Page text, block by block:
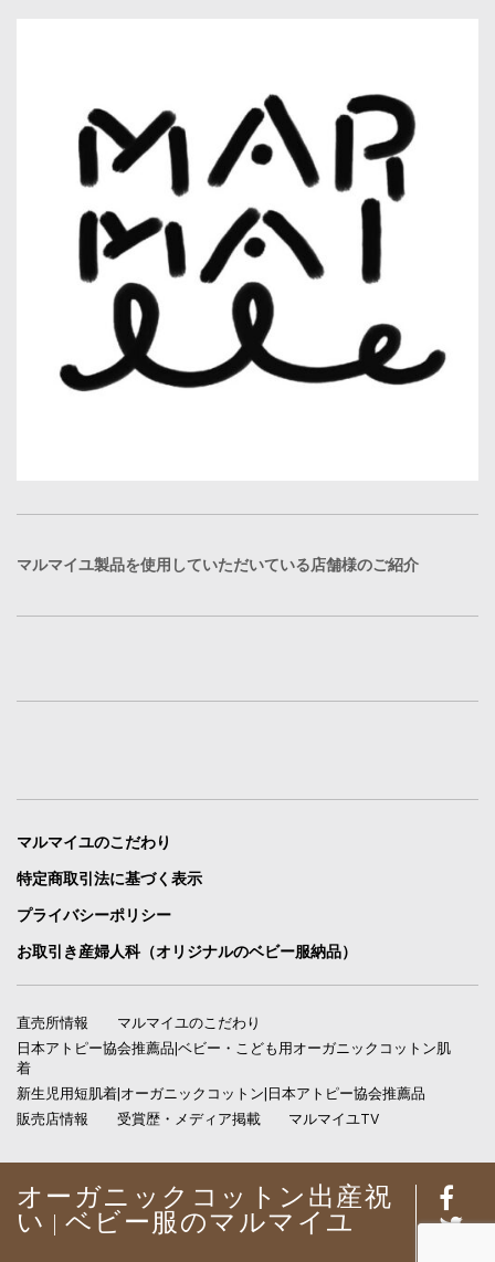
マルマイユ製品を使用していただいている店舗様のご紹介
マルマイユのこだわり
特定商取引法に基づく表示
プライバシーポリシー
お取引き産婦人科（オリジナルのベビー服納品）
直売所情報
マルマイユのこだわり
日本アトピー協会推薦品|ベビー・こども用オーガニックコットン肌
着
新生児用短肌着|オーガニックコットン|日本アトピー協会推薦品
販売店情報
受賞歴・メディア掲載 マルマイユTV
オーガニックコットン出産祝
い | ベビー服のマルマイユ